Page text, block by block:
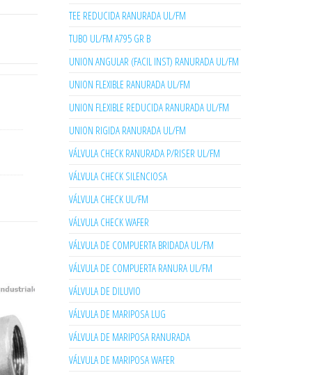
TEE REDUCIDA RANURADA UL/FM
TUBO UL/FM A795 GR B
UNION ANGULAR (FACIL INST) RANURADA UL/FM
UNION FLEXIBLE RANURADA UL/FM
UNION FLEXIBLE REDUCIDA RANURADA UL/FM
UNION RIGIDA RANURADA UL/FM
VÁLVULA CHECK RANURADA P/RISER UL/FM
VÁLVULA CHECK SILENCIOSA
VÁLVULA CHECK UL/FM
VÁLVULA CHECK WAFER
VÁLVULA DE COMPUERTA BRIDADA UL/FM
VÁLVULA DE COMPUERTA RANURA UL/FM
VÁLVULA DE DILUVIO
VÁLVULA DE MARIPOSA LUG
VÁLVULA DE MARIPOSA RANURADA
VÁLVULA DE MARIPOSA WAFER